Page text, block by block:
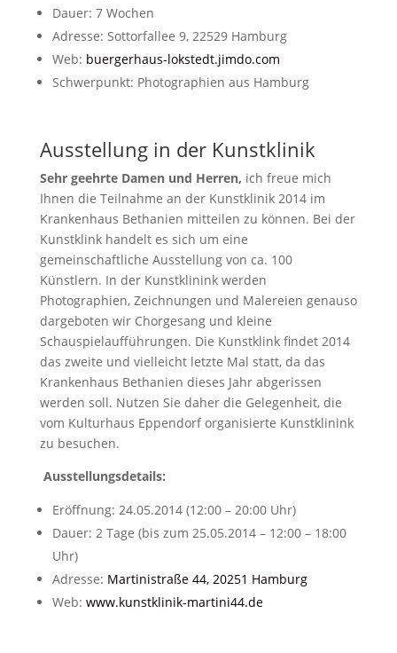
Dauer: 7 Wochen
Adresse: Sottorfallee 9, 22529 Hamburg
Web: buergerhaus-lokstedt.jimdo.com
Schwerpunkt: Photographien aus Hamburg
Ausstellung in der Kunstklinik
Sehr geehrte Damen und Herren, ich freue mich
Ihnen die Teilnahme an der Kunstklinik 2014 im
Krankenhaus Bethanien mitteilen zu können. Bei der
Kunstklink handelt es sich um eine
gemeinschaftliche Ausstellung von ca. 100
Künstlern. In der Kunstklinink werden
Photographien, Zeichnungen und Malereien genauso
dargeboten wir Chorgesang und kleine
Schauspielaufführungen. Die Kunstklink findet 2014
das zweite und vielleicht letzte Mal statt, da das
Krankenhaus Bethanien dieses Jahr abgerissen
werden soll. Nutzen Sie daher die Gelegenheit, die
vom Kulturhaus Eppendorf organisierte Kunstklinink
zu besuchen.
Ausstellungsdetails:
Eröffnung: 24.05.2014 (12:00 – 20:00 Uhr)
Dauer: 2 Tage (bis zum 25.05.2014 – 12:00 – 18:00
Uhr)
Adresse: Martinistraße 44, 20251 Hamburg
Web: www.kunstklinik-martini44.de